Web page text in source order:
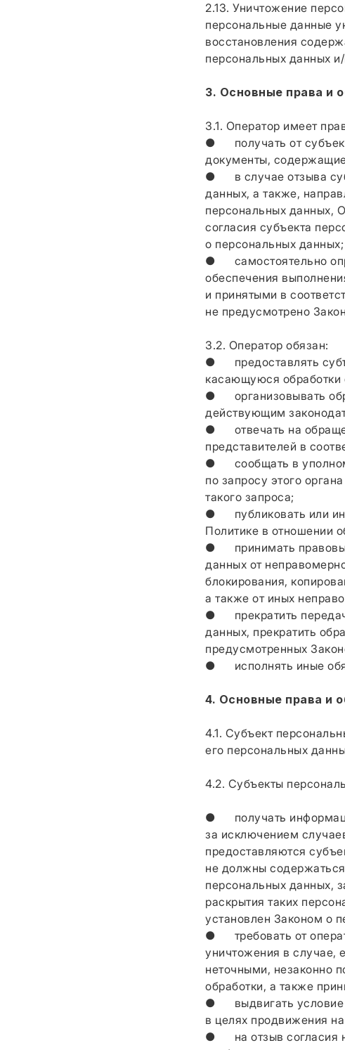
2.13. Уничтожение
персональные данные
восстановления
персональных данных
3. Основные права и
3.1. Оператор имеет
● получать от
документы,
● в случае отзыва
данных, а также,
персональных данных,
согласия субъекта
о персональных данных;
● самостоятельно
обеспечения
и принятыми в
не предусмотрено
3.2. Оператор обязан:
● предоставлять
касающуюся обработки
● организовывать
действующим
● отвечать на
представителей в
● сообщать в
по запросу этого
такого запроса;
● публиковать или
Политике в отношении
● принимать
данных от
блокирования,
а также от иных
● прекратить
данных, прекратить
предусмотренных
● исполнять иные
4. Основные права и
4.1. Субъект
его персональных
4.2. Субъекты
● получать
за исключением
предоставляются
не должны
персональных данных,
раскрытия таких
установлен Законом о
● требовать от
уничтожения в случае,
неточными, незаконно
обработки, а также
● выдвигать условие
в целях продвижения
● на отзыв согласия